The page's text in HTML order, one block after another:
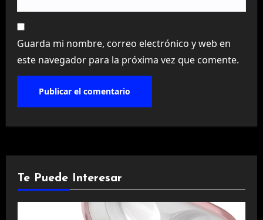
Guarda mi nombre, correo electrónico y web en
este navegador para la próxima vez que comente.
Te Puede Interesar